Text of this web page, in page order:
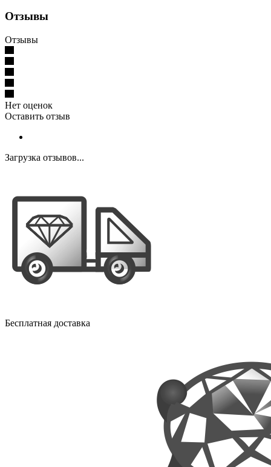
Отзывы
Отзывы
Нет оценок
Оставить отзыв
Загрузка отзывов...
Бесплатная доставка